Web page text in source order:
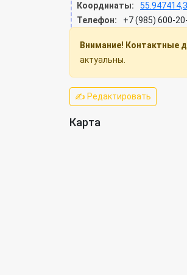
Координаты:
Телефон:
+7 (985) 600-
Внимание! Контактные
актуальны.
✍ Редактировать
Карта